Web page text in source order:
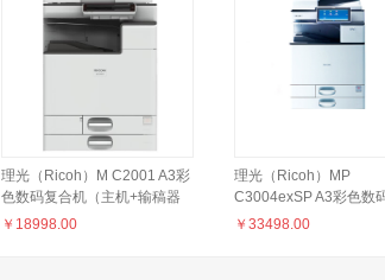
理光（Ricoh）M C2001 A3彩
色数码复合机（主机+输稿器
+双纸盒）
￥ 18998.00
理光（Ricoh）MP
C3004exSP A3彩色数
机 标配含输稿器
￥ 33498.00